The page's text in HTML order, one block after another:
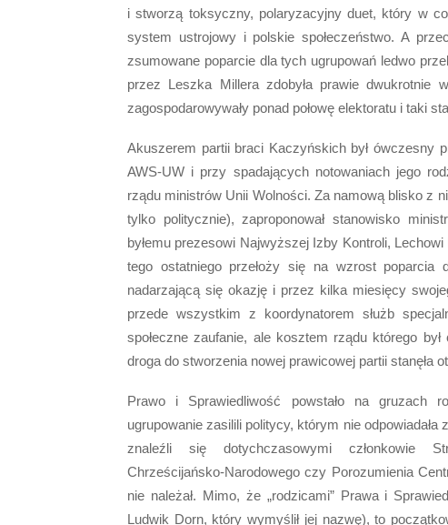
i stworzą toksyczny, polaryzacyjny duet, który w
system ustrojowy i polskie społeczeństwo. A
zsumowane poparcie dla tych ugrupowań ledwo
przez Leszka Millera zdobyła prawie dwukrotnie
zagospodarowywały ponad połowę elektoratu i taki
Akuszerem partii braci Kaczyńskich był ówczesny
AWS-UW i przy spadających notowaniach jego
rządu ministrów Unii Wolności. Za namową blisko z
tylko politycznie), zaproponował stanowisko
byłemu prezesowi Najwyższej Izby Kontroli,
tego ostatniego przełoży się na wzrost poparcia
nadarzającą się okazję i przez kilka miesięcy
przede wszystkim z koordynatorem służb
społeczne zaufanie, ale kosztem rządu którego
droga do stworzenia nowej prawicowej partii stanęła
Prawo i Sprawiedliwość powstało na gruzach
ugrupowanie zasilili politycy, którym nie
znaleźli się dotychczasowymi członkowie
Chrześcijańsko-Narodowego czy Porozumienia
nie należał. Mimo, że „rodzicami” Prawa i
Ludwik Dorn, który wymyślił jej nazwę), to